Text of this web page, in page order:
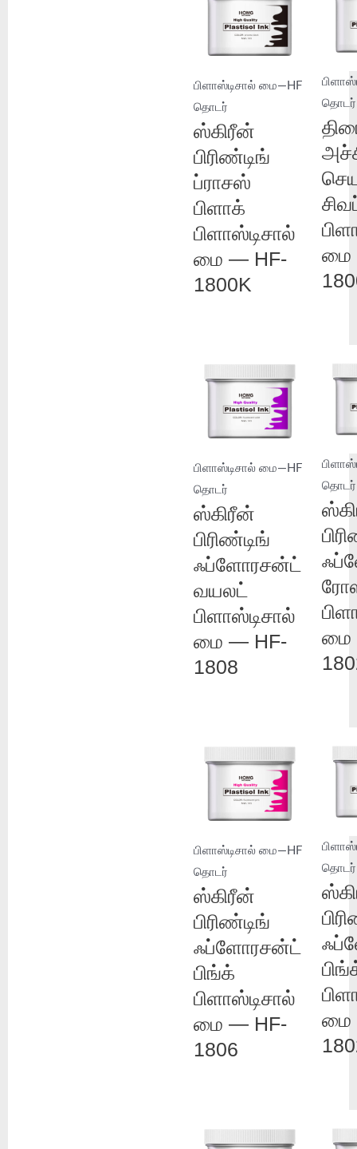
பிளாஸ்டிசால் மை—HF
தொடர்
ஸ்கிரீன்
பிரிண்டிங்
ப்ராசஸ்
பிளாக்
பிளாஸ்டிசால்
மை — HF-
1800K
தொடர்
மை
பிளாஸ்டிசால் மை—HF
தொடர்
ஸ்கிரீன்
பிரிண்டிங்
ஃப்ளோரசன்ட்
வயலட்
பிளாஸ்டிசால்
மை — HF-
1808
தொடர்
மை
பிளாஸ்டிசால் மை—HF
தொடர்
ஸ்கிரீன்
பிரிண்டிங்
ஃப்ளோரசன்ட்
பிங்க்
பிளாஸ்டிசால்
மை — HF-
1806
தொடர்
மை